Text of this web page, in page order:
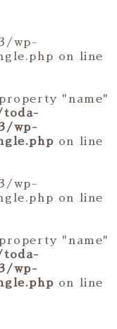
wp-
on line
"name"
toda-
wp-
on line
wp-
on line
"name"
toda-
wp-
on line